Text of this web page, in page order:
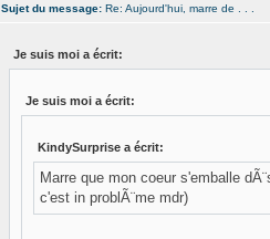
Sujet du message: Re: Aujourd'hui, marre de . . .
Je suis moi a écrit:
Je suis moi a écrit:
KindySurprise a écrit:
Marre que mon coeur s'emballe
c'est in problÃ¨me mdr)